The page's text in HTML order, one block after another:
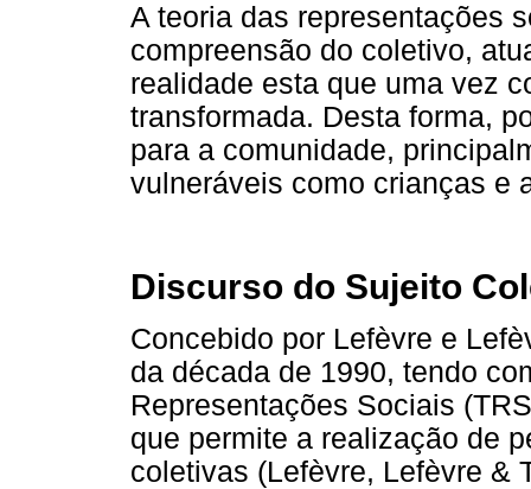
A teoria das representações
compreensão do coletivo,
realidade esta que uma vez
transformada. Desta forma,
para a comunidade,
vulneráveis como crianças e
Discurso do Sujeito
Concebido por Lefèvre e
da década de 1990, tendo
Representações Sociais
que permite a realização de
coletivas (Lefèvre, Lefèvre &